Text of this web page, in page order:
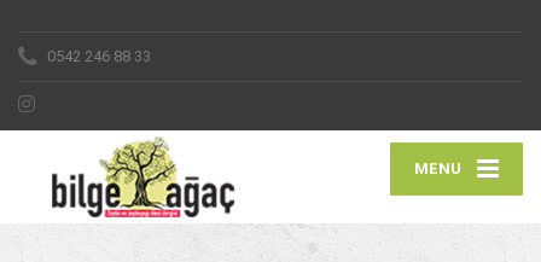
0542 246 88 33
MENU